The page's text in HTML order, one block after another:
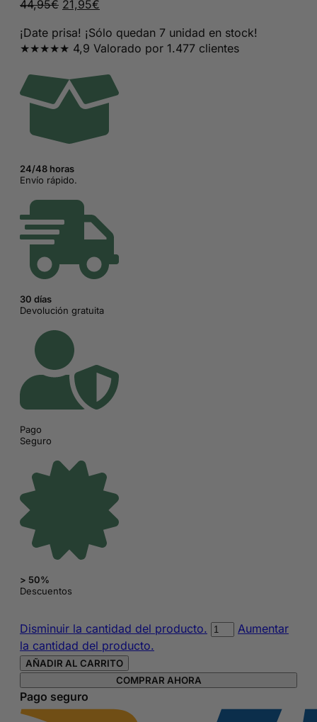
44,95€ El
original
era:
44,95€.
21,95€
actual
es:
21,95€.
¡Date prisa! ¡Sólo quedan 7 unidad en stock!
★★★★★ 4,9 Valorado por 1.477 clientes
24/48 horas
Envío rápido.
30 días
Devolución gratuita
Pago
Seguro
> 50%
Descuentos
Disminuir la cantidad del producto. Mochila
de
Aumentar
la cantidad del producto.
AÑADIR AL CARRITO
COMPRAR AHORA
Pago seguro